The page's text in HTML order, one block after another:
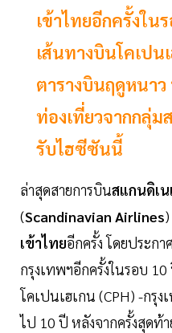
เข้าไทยอีกครั้งใน
เส้นทางบินโคเปน
ตารางบินฤดูหนา
ท่องเที่ยวจากกลุ่ม
รับไฮซีซันนี้
ล่าสุดสายการบินสแกนดิเน
(Scandinavian Airlines
เข้าไทยอีกครั้ง โดยประก
กรุงเทพฯอีกครั้งในรอบ
โคเปนเฮเกน (CPH) -กรุ
ไป 10 ปี หลังจากครั้งสุดท้